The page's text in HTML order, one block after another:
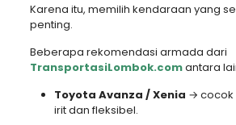
Karena itu, memilih kendaraan yang
penting.
Beberapa rekomendasi armada dari
TransportasiLombok.comantara
Toyota Avanza / Xenia → cocok
irit dan fleksibel.